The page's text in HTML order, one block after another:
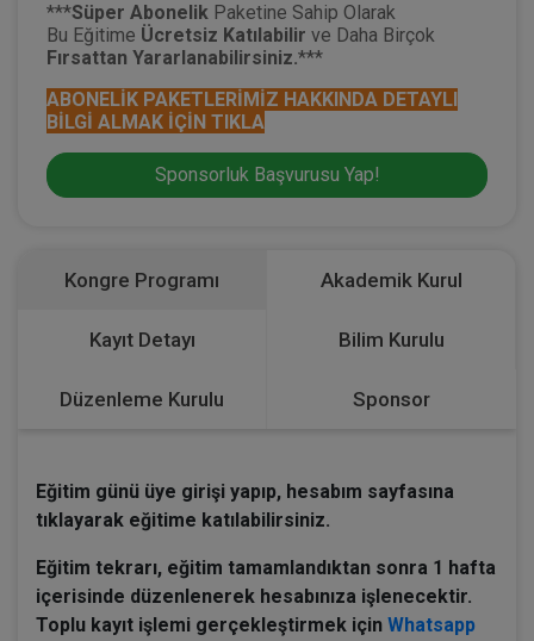
***Süper Abonelik Paketine Sahip Olarak
Bu Eğitime Ücretsiz Katılabilir ve Daha Birçok
Fırsattan Yararlanabilirsiniz.***
ABONELİK PAKETLERİMİZ HAKKINDA DETAYLI
BİLGİ ALMAK İÇİN TIKLA
Sponsorluk Başvurusu Yap!
Kongre Programı Akademik Kurul
Kayıt Detayı Bilim Kurulu
Düzenleme Kurulu Sponsor
Eğitim günü üye girişi yapıp, hesabım sayfasına
tıklayarak eğitime katılabilirsiniz.
Eğitim tekrarı, eğitim tamamlandıktan sonra 1 hafta
içerisinde düzenlenerek hesabınıza işlenecektir.
Toplu kayıt işlemi gerçekleştirmek için Whatsapp